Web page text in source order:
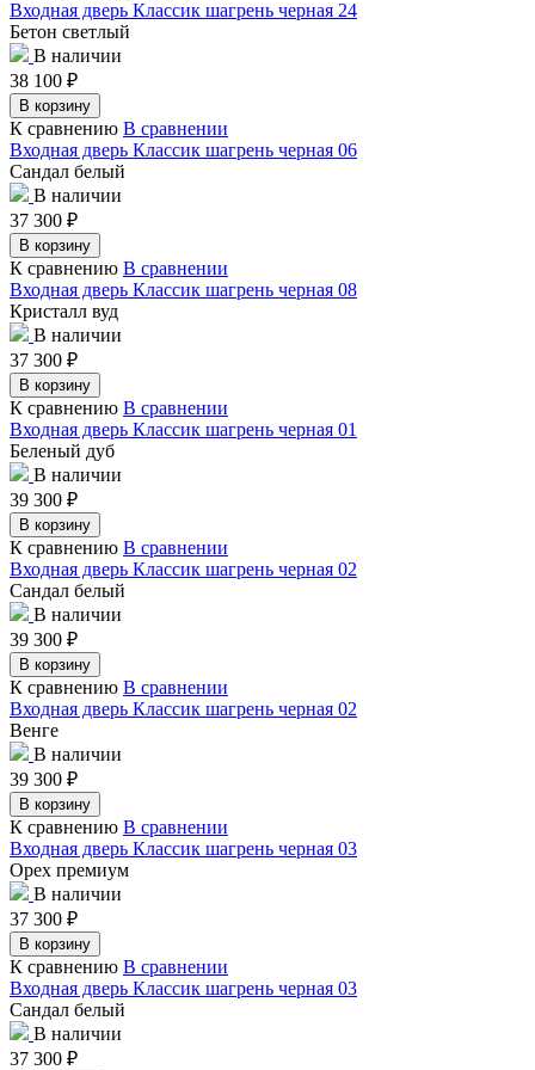
Входная дверь Классик шагрень черная 24
Бетон светлый
В наличии
38 100 ₽
В корзину
К сравнению В сравнении
Входная дверь Классик шагрень черная 06
Сандал белый
В наличии
37 300 ₽
В корзину
К сравнению В сравнении
Входная дверь Классик шагрень черная 08
Кристалл вуд
В наличии
37 300 ₽
В корзину
К сравнению В сравнении
Входная дверь Классик шагрень черная 01
Беленый дуб
В наличии
39 300 ₽
В корзину
К сравнению В сравнении
Входная дверь Классик шагрень черная 02
Сандал белый
В наличии
39 300 ₽
В корзину
К сравнению В сравнении
Входная дверь Классик шагрень черная 02
Венге
В наличии
39 300 ₽
В корзину
К сравнению В сравнении
Входная дверь Классик шагрень черная 03
Орех премиум
В наличии
37 300 ₽
В корзину
К сравнению В сравнении
Входная дверь Классик шагрень черная 03
Сандал белый
В наличии
37 300 ₽